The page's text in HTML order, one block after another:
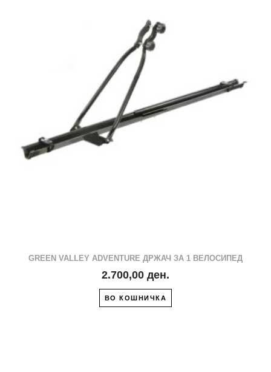
GREEN VALLEY ADVENTURE ДРЖАЧ ЗА 1 ВЕЛОСИПЕД
2.700,00 ден.
ВО КОШНИЧКА